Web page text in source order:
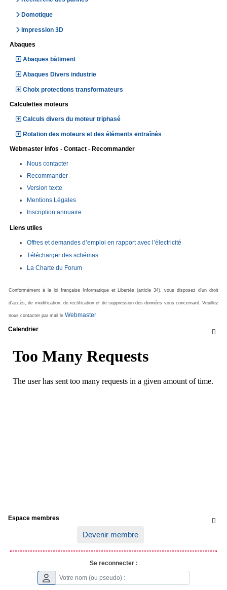
Domotique
Impression 3D
Abaques
Abaques bâtiment
Abaques Divers industrie
Choix protections transformateurs
Calculettes moteurs
Calculs divers du moteur triphasé
Rotation des moteurs et des éléments entraînés
Webmaster infos - Contact - Recommander
Nous contacter
Recommander
Version texte
Mentions Légales
Inscription annuaire
Liens utiles
Offres et demandes d’emploi en rapport avec l’électricité
Télécharger des schémas
La Charte du Forum
Conformément à la loi française Informatique et Libertés (article 34), vous disposez d'un droit
d'accès, de modification, de rectification et de suppression des données vous concernant. Veuillez
nous contacter par mail le Webmaster

Calendrier

Espace membres
Devenir membre
Se reconnecter :